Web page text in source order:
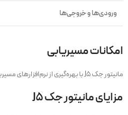
ورودی‌ها و خروجی‌ها
امکانات مسیریابی
مانیتور جک J5 با بهره‌گیری از نرم‌افزارهای مسیریابی آنلاین و آفلاین مانند گوگل مپ، ویز و نشان، تجربه‌ای بی‌نقص در مسیریابی فراهم می‌کند. آنتن GPS همراه با دستگاه، دقت بالا در مسیریابی را تضمین می‌کند.
مزایای مانیتور جک J5